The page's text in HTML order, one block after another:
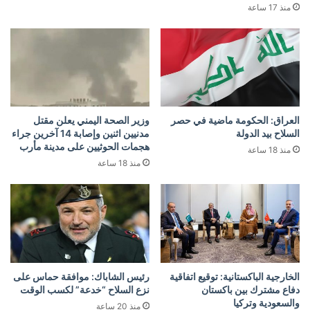
منذ 17 ساعة
العراق: الحكومة ماضية في حصر
السلاح بيد الدولة
منذ 18 ساعة
وزير الصحة اليمني يعلن مقتل
مدنيين اثنين وإصابة 14 آخرين جراء
هجمات الحوثيين على مدينة مأرب
منذ 18 ساعة
الخارجية الباكستانية: توقيع اتفاقية
دفاع مشترك بين باكستان
والسعودية وتركيا
رئيس الشاباك: موافقة حماس على
نزع السلاح “خدعة” لكسب الوقت
منذ 20 ساعة